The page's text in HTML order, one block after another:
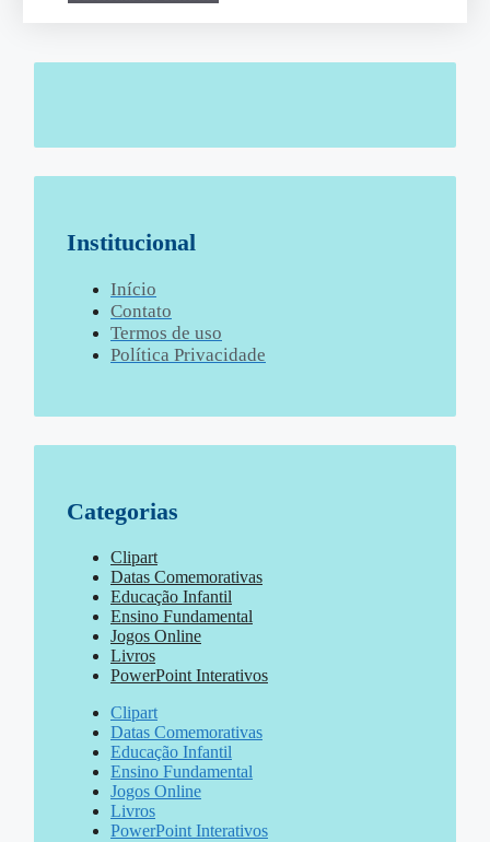
Institucional
Início
Contato
Termos de uso
Política Privacidade
Categorias
Clipart
Datas Comemorativas
Educação Infantil
Ensino Fundamental
Jogos Online
Livros
PowerPoint Interativos
Clipart
Datas Comemorativas
Educação Infantil
Ensino Fundamental
Jogos Online
Livros
PowerPoint Interativos